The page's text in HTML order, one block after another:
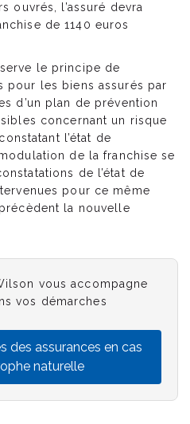
ouvrés, l’assuré devra
de 1140 euros
le principe de
pour les biens assurés par
d’un plan de prévention
concernant un risque
l’état de
de la franchise se
de l’état de
pour ce même
la nouvelle
vous accompagne
vos démarches
des assurances en cas
naturelle